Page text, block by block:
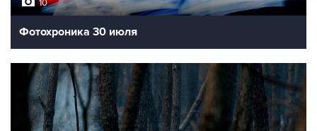
10
Фотохроника 30 июля